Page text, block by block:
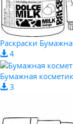
Раскраски
4
Бумажная
3